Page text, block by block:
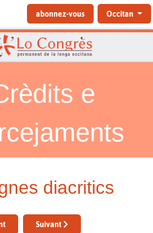
abonnez-vous Occitan
e
diacritics
: Escantilhs de tèxtes
Article suivant : Los diftongues e
Suivant